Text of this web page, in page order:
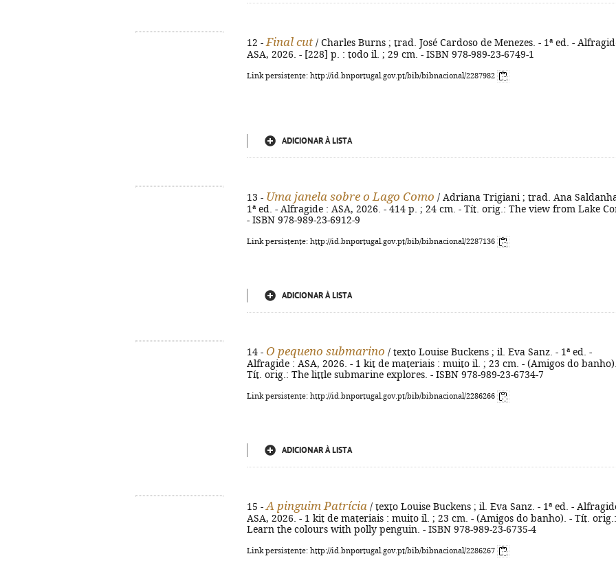
12 - Final cut/ Charles Burns ; trad. José Cardoso de Menezes. - 1ª ed. -
ASA, 2026. - [228] p. : todo il. ; 29 cm. - ISBN 978-989-23-6749-1
Link persistente: http://id.bnportugal.gov.pt/bib/bibnacional/2287982
ADICIONAR À LISTA
13 - Uma janela sobre o Lago Como / Adriana Trigiani ; trad. Ana
1ª ed. - Alfragide : ASA, 2026. - 414 p. ; 24 cm. - Tít. orig.: The view from Lake
- ISBN 978-989-23-6912-9
Link persistente: http://id.bnportugal.gov.pt/bib/bibnacional/2287136
ADICIONAR À LISTA
14 - O pequeno submarino / texto Louise Buckens ; il. Eva Sanz. - 1ª ed. -
Alfragide : ASA, 2026. - 1 kit de materiais : muito il. ; 23 cm. - (Amigos do
Tít. orig.: The little submarine explores. - ISBN 978-989-23-6734-7
Link persistente: http://id.bnportugal.gov.pt/bib/bibnacional/2286266
ADICIONAR À LISTA
15 - A pinguim Patrícia / texto Louise Buckens ; il. Eva Sanz. - 1ª ed. -
ASA, 2026. - 1 kit de materiais : muito il. ; 23 cm. - (Amigos do banho). - Tít. orig.:
Learn the colours with polly penguin. - ISBN 978-989-23-6735-4
Link persistente: http://id.bnportugal.gov.pt/bib/bibnacional/2286267